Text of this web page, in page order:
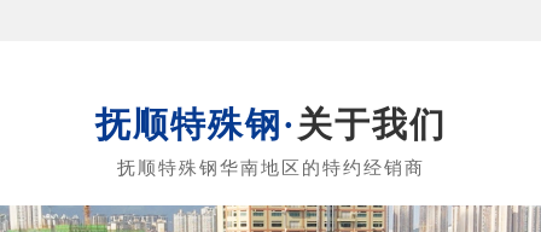
关于我们